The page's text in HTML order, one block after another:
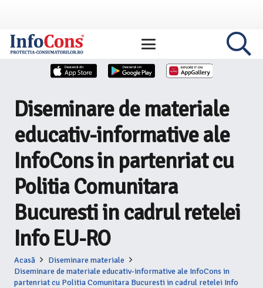
Diseminare de materiale
educativ-informative ale
InfoCons in partenriat cu
Politia Comunitara
Bucuresti in cadrul retelei
Info EU-RO
Acasă
Diseminare materiale
Diseminare de materiale educativ-informative ale InfoCons in
partenriat cu Politia Comunitara Bucuresti in cadrul retelei Info